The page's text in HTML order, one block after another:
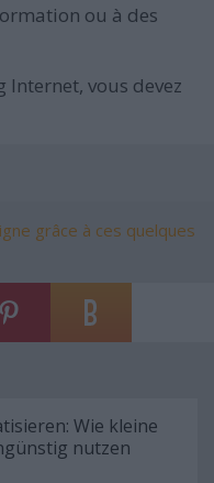
ou à des
vous devez
grâce à ces quelques
Wie kleine
nutzen